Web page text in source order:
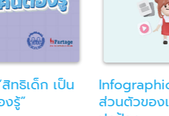
ทธิเด็ก เป็น
รู้”
ส่วนตัวขอ